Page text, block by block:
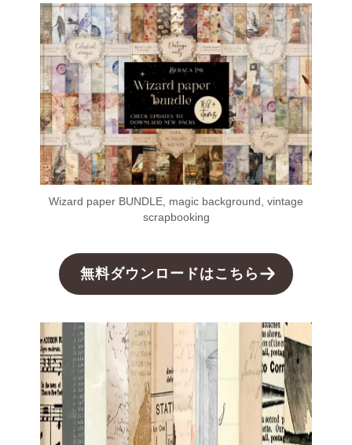
Wizard paper BUNDLE, magic background, vintage
scrapbooking
無料ダウンロードはこちら